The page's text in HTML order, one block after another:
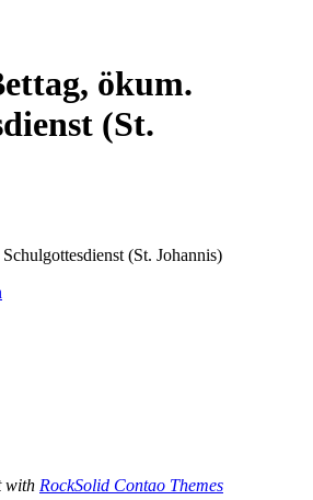
ökum.
(St.
(St. Johannis)
with RockSolid Contao Themes